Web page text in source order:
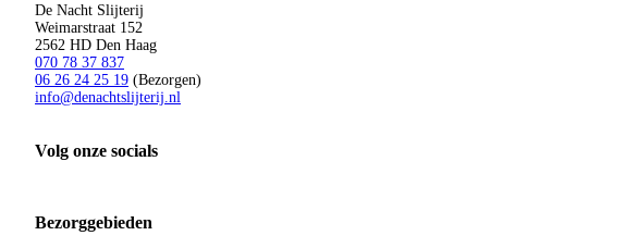
De Nacht Slijterij
Weimarstraat 152
2562 HD Den Haag
070 78 37 837
06 26 24 25 19 (Bezorgen)
info@denachtslijterij.nl
Volg onze socials
Bezorggebieden